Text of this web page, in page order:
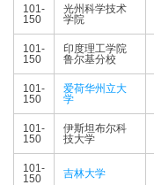
101-
150
光州科学技术
学院
101-
150
印度理工学院
鲁尔基分校
101-
150
爱荷华州立大
学
101-
150
伊斯坦布尔科
技大学
101-
150
吉林大学